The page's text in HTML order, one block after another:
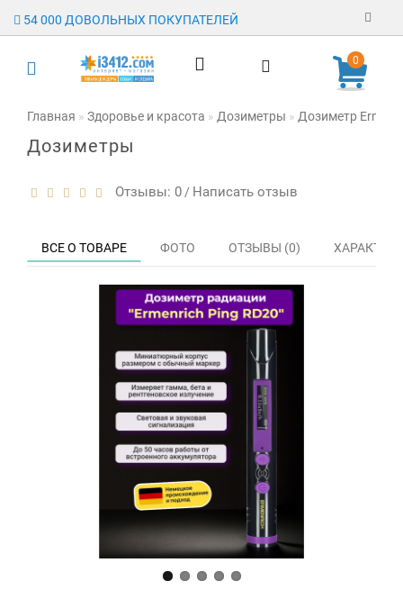
54 000 ДОВОЛЬНЫХ ПОКУПАТЕЛЕЙ
Регистрация
Авторизация
Отзывы
0
Главная Здоровье и красота Дозиметры Дозиметр
Дозиметры
Отзывы: 0 / Написать отзыв
ВСЕ О ТОВАРЕ ФОТО ОТЗЫВЫ (0)